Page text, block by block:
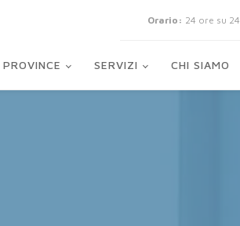
Orario: 24 ore su 24
PROVINCE SERVIZI CHI SIAMO